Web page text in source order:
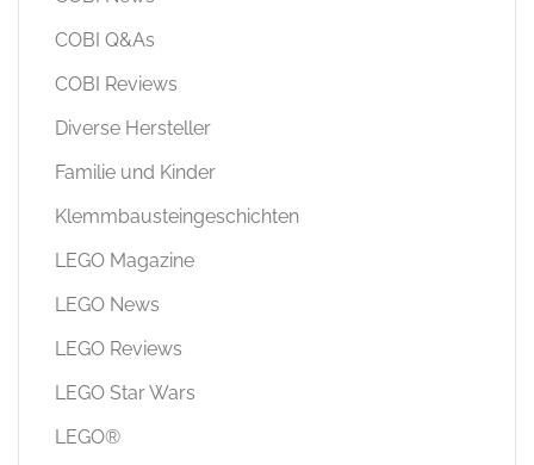
COBI Q&As
COBI Reviews
Diverse Hersteller
Familie und Kinder
Klemmbausteingeschichten
LEGO Magazine
LEGO News
LEGO Reviews
LEGO Star Wars
LEGO®